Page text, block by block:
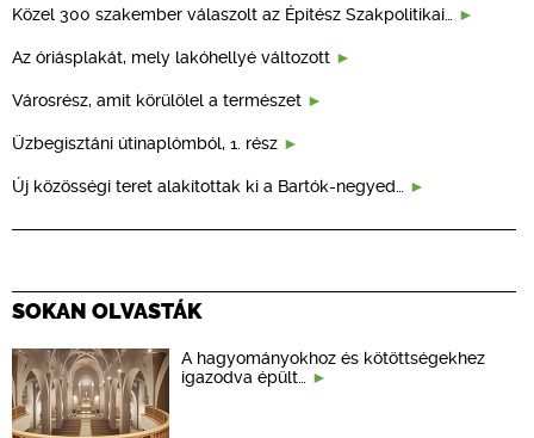
Közel 300 szakember válaszolt az Építész Szakpolitikai…
Az óriásplakát, mely lakóhellyé változott
Városrész, amit körülölel a természet
Üzbegisztáni útinaplómból, 1. rész
Új közösségi teret alakítottak ki a Bartók-negyed…
SOKAN OLVASTÁK
A hagyományokhoz és kötöttségekhez
igazodva épült…